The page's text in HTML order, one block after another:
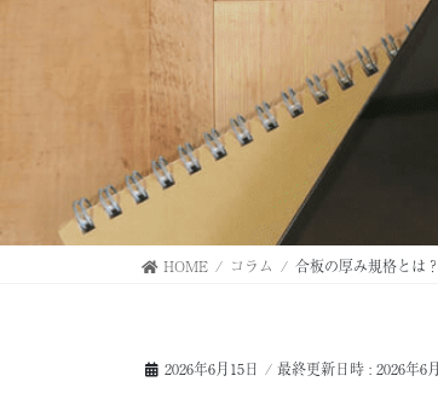
HOME コラム 合板の厚み規格とは
2026年6月15日 / 最終更新日時 : 2026年6